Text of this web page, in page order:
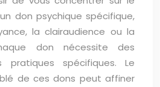
don psychique spécifique,
la clairaudience ou la
don nécessite des
spécifiques. Le
de ces dons peut affiner